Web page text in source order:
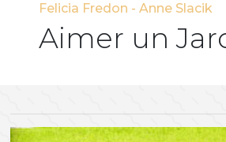
Felicia Fredon -Anne Slacik
Aimer un